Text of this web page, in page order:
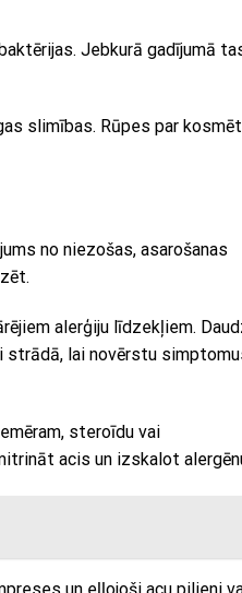
Jebkurā gadījumā
slimības. Rūpes par
no niezošas, asarošanas
alerģiju līdzekļiem.
lai novērstu
steroīdu vai
acis un izskalot
un eļļojoši acu pilieni